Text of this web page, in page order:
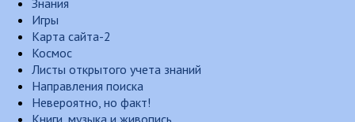
Знания
Игры
Карта сайта-2
Космос
Листы открытого учета знаний
Направления поиска
Невероятно, но факт!
Книги, музыка и живопись